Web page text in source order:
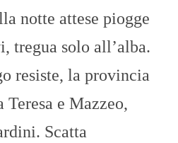
notte attese piogge
tregua solo all’alba.
resiste, la provincia
e Mazzeo,
Scatta